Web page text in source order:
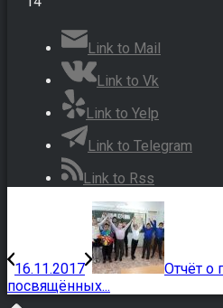
Link to Mail
Link to Vk
Link to Yelp
Link to Telegram
Link to Rss
16.11.2017
Отчёт о
посвящённых...